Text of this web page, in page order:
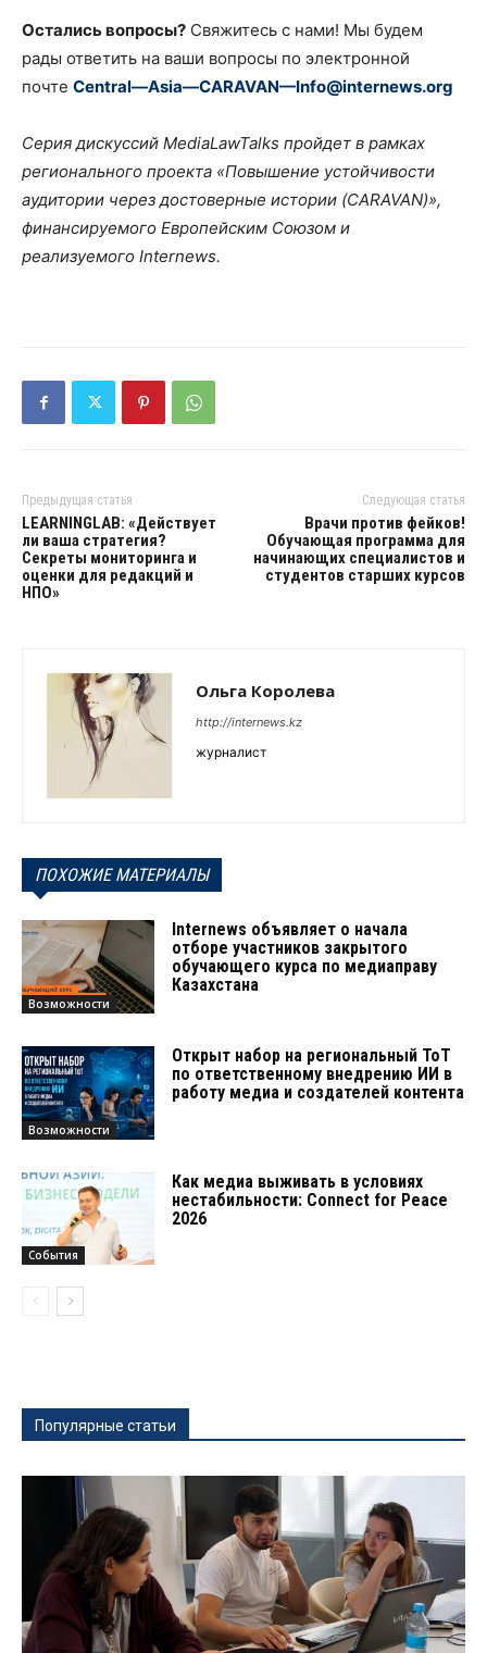
Остались вопросы? Свяжитесь с нами! Мы будем
рады ответить на ваши вопросы по электронной
почте Central—Asia—CARAVAN—Info@internews.org
Серия дискуссий MediaLawTalks пройдет в рамках
регионального проекта «Повышение устойчивости
аудитории через достоверные истории (CARAVAN)»,
финансируемого Европейским Союзом и
реализуемого Internews.
Предыдущая статья
LEARNINGLAB: «Действует
ли ваша стратегия?
Секреты мониторинга и
оценки для редакций и
НПО»
Следующая статья
Врачи против фейков!
Обучающая программа для
начинающих специалистов и
студентов старших курсов
Ольга Королева
http://internews.kz
журналист
ПОХОЖИЕ МАТЕРИАЛЫ
Возможности
Internews объявляет о начала
отборе участников закрытого
обучающего курса по медиаправу
Казахстана
Возможности
Открыт набор на региональный ТоТ
по ответственному внедрению ИИ в
работу медиа и создателей контента
События
Как медиа выживать в условиях
нестабильности: Connect for Peace
2026
Популярные статьи